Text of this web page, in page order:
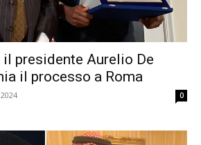
il presidente Aurelio De
il processo a Roma
0